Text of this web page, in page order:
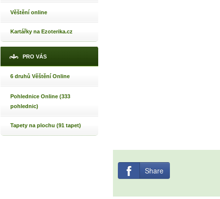
Věštění online
Kartářky na Ezoterika.cz
PRO VÁS
6 druhů Věštění Online
Pohlednice Online (333
pohlednic)
Tapety na plochu (91 tapet)
Share